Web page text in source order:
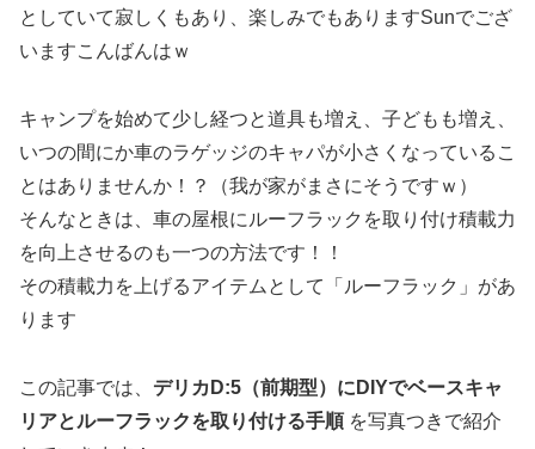
としていて寂しくもあり、楽しみでもありますSunでござ
いますこんばんはｗ
キャンプを始めて少し経つと道具も増え、子どもも増え、
いつの間にか車のラゲッジのキャパが小さくなっているこ
とはありませんか！？（我が家がまさにそうですｗ）
そんなときは、車の屋根にルーフラックを取り付け積載力
を向上させるのも一つの方法です！！
その積載力を上げるアイテムとして「ルーフラック」があ
ります
この記事では、 デリカD:5（前期型）にDIYでベースキャ
リアとルーフラックを取り付ける手順を写真つきで紹介